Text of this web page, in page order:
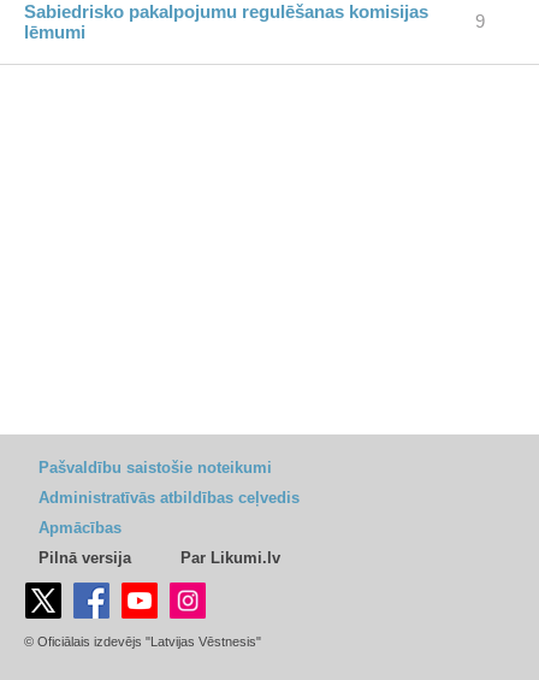
Sabiedrisko pakalpojumu regulēšanas komisijas
lēmumi
9
Pašvaldību saistošie noteikumi
Administratīvās atbildības ceļvedis
Apmācības
Pilnā versija
Par Likumi.lv
© Oficiālais izdevējs "Latvijas Vēstnesis"